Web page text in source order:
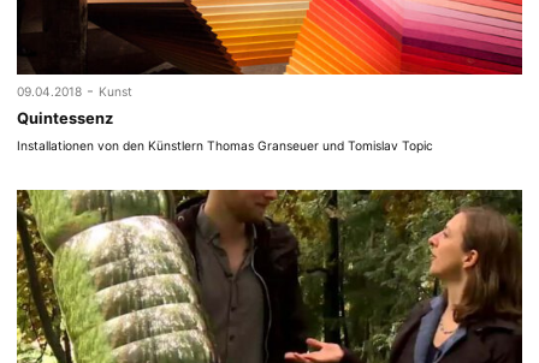
09.04.2018 - Kunst
Quintessenz
Installationen von den Künstlern Thomas Granseuer und Tomislav Topic